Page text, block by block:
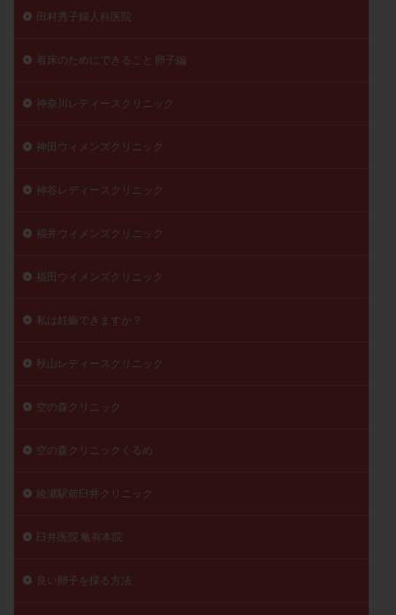
田村秀子婦人科医院
着床のためにできること 卵子編
神奈川レディースクリニック
神田ウィメンズクリニック
神谷レディースクリニック
福井ウィメンズクリニック
福田ウイメンズクリニック
私は妊娠できますか？
秋山レディースクリニック
空の森クリニック
空の森クリニックくるめ
綾瀬駅前臼井クリニック
臼井医院 亀有本院
良い卵子を採る方法